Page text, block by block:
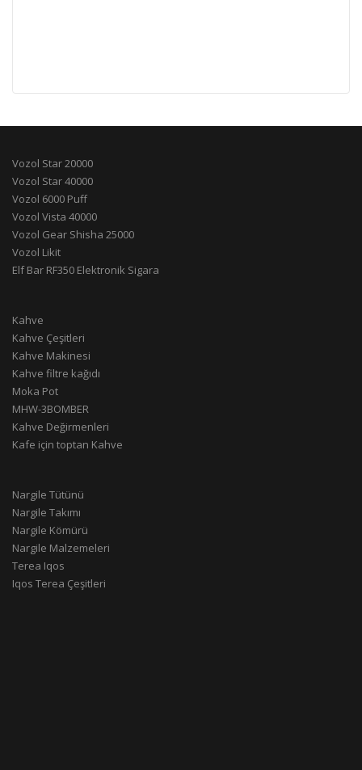
Vozol Star 20000
Vozol Star 40000
Vozol 6000 Puff
Vozol Vista 40000
Vozol Gear Shisha 25000
Vozol Likit
Elf Bar RF350 Elektronik Sigara
Kahve
Kahve Çeşitleri
Kahve Makinesi
Kahve filtre kağıdı
Moka Pot
MHW-3BOMBER
Kahve Değirmenleri
Kafe için toptan Kahve
Nargile Tütünü
Nargile Takımı
Nargile Kömürü
Nargile Malzemeleri
Terea Iqos
Iqos Terea Çeşitleri